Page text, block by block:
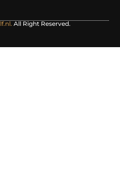
All Right Reserved.